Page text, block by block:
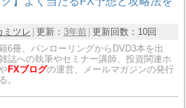
ミツレ 更新： 3年前 更新回数： 10回
6冊、パンローリングからDVD3本を出
誌への執筆やセミナー講師、投資関連ホ
FXブログの運営、メールマガジンの発行
。